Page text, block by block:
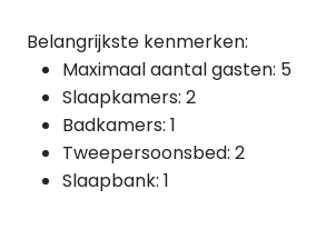
Belangrijkste kenmerken:
Maximaal aantal gasten: 5
Slaapkamers: 2
Badkamers: 1
Tweepersoonsbed: 2
Slaapbank: 1